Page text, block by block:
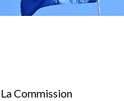
La Commission